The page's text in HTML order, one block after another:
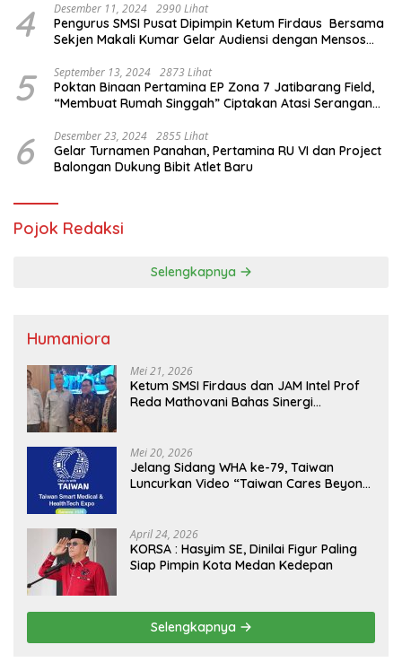
4 Desember 11, 2024 2990 Lihat
Pengurus SMSI Pusat Dipimpin Ketum Firdaus Bersama
Sekjen Makali Kumar Gelar Audiensi dengan Mensos
5 September 13, 2024 2873 Lihat
Poktan Binaan Pertamina EP Zona 7 Jatibarang Field,
“Membuat Rumah Singgah” Ciptakan Atasi Serangan
6 Desember 23, 2024 2855 Lihat
Gelar Turnamen Panahan, Pertamina RU VI dan Project
Balongan Dukung Bibit Atlet Baru
Pojok Redaksi
Selengkapnya
Humaniora
Mei 21, 2026
Ketum SMSI Firdaus dan JAM Intel Prof
Reda Mathovani Bahas Sinergi
MBG, Perkuat Pengawasan Program
Pemerintah
Mei 20, 2026
Jelang Sidang WHA ke-79, Taiwan
Luncurkan Video “Taiwan Cares Beyond
April 24, 2026
KORSA : Hasyim SE, Dinilai Figur Paling
Siap Pimpin Kota Medan Kedepan
Selengkapnya